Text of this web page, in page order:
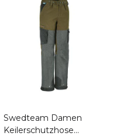
Swedteam Damen
Keilerschutzhose